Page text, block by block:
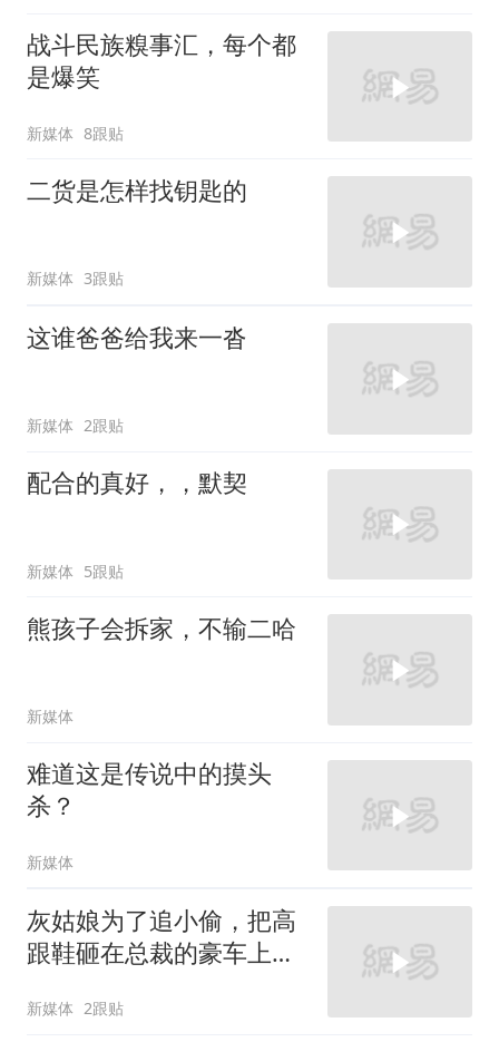
战斗民族糗事汇，每个都
是爆笑
新媒体 8跟贴
二货是怎样找钥匙的
新媒体 3跟贴
这谁爸爸给我来一沓
新媒体 2跟贴
配合的真好，，默契
新媒体 5跟贴
熊孩子会拆家，不输二哈
新媒体
难道这是传说中的摸头
杀？
新媒体
灰姑娘为了追小偷，把高
跟鞋砸在总裁的豪车上，
新媒体 2跟贴